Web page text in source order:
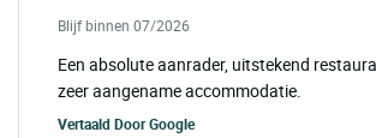
Blijf binnen 07/2026
Een absolute aanrader, uitstekend
zeer aangename accommodatie.
Vertaald DoorGoogle